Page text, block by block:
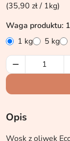
(35,90 zł / 1kg)
Waga produktu:
1 kg
5 kg

Opis
Wosk z oliwek